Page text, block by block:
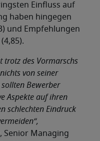
Einfluss auf
haben hingegen
und Empfehlungen
trotz des Vormarschs
von seiner
Bewerber
Aspekte auf ihren
schlechten Eindruck
Senior Managing